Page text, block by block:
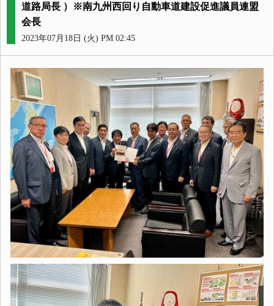
道路局長 ）※南九州西回り自動車道建設促進議員連盟
会長
2023年07月18日 (火) PM 02:45